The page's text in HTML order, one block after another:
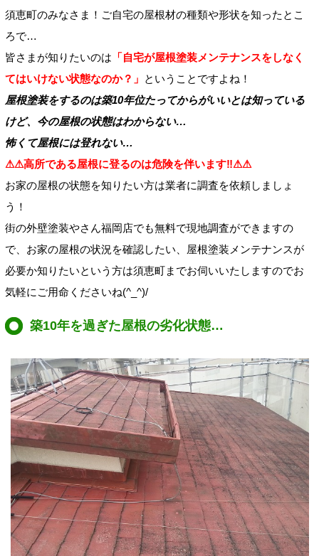
須恵町のみなさま！ご自宅の屋根材の種類や形状を知ったとこ
ろで…
皆さまが知りたいのは 「自宅が屋根塗装メンテナンスをしなく
てはいけない状態なのか？」 ということですよね！
屋根塗装をするのは築10年位たってからがいいとは知っている
けど、今の屋根の状態はわからない…
怖くて屋根には登れない…
⚠⚠高所である屋根に登るのは危険を伴います‼⚠⚠
お家の屋根の状態を知りたい方は業者に調査を依頼しましょ
う！
街の外壁塗装やさん福岡店でも無料で現地調査ができますの
で、お家の屋根の状況を確認したい、屋根塗装メンテナンスが
必要か知りたいという方は須恵町までお伺いいたしますのでお
気軽にご用命くださいね(^_^)/
築10年を過ぎた屋根の劣化状態…